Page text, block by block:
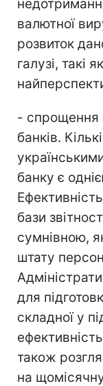
валютної
розвиток
галузі, такі
- спрощення
банків.
банку є
бази
сумнівною,
штату
для
складної у
також
на